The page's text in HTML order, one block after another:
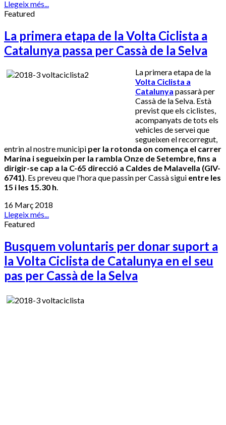
Llegeix més...
Featured
La primera etapa de la Volta Ciclista a
Catalunya passa per Cassà de la Selva
La primera etapa de la
Volta Ciclista a
Catalunya passarà per
Cassà de la Selva. Està
previst que els ciclistes,
acompanyats de tots els
vehicles de servei que
segueixen el recorregut,
entrin al nostre municipi per la rotonda on comença el carrer
Marina i segueixin per la rambla Onze de Setembre, fins a
dirigir-se cap a la C-65 direcció a Caldes de Malavella (GIV-
6741). Es preveu que l'hora que passin per Cassà sigui entre les
15 i les 15.30 h.
16 Març 2018
Llegeix més...
Featured
Busquem voluntaris per donar suport a
la Volta Ciclista de Catalunya en el seu
pas per Cassà de la Selva